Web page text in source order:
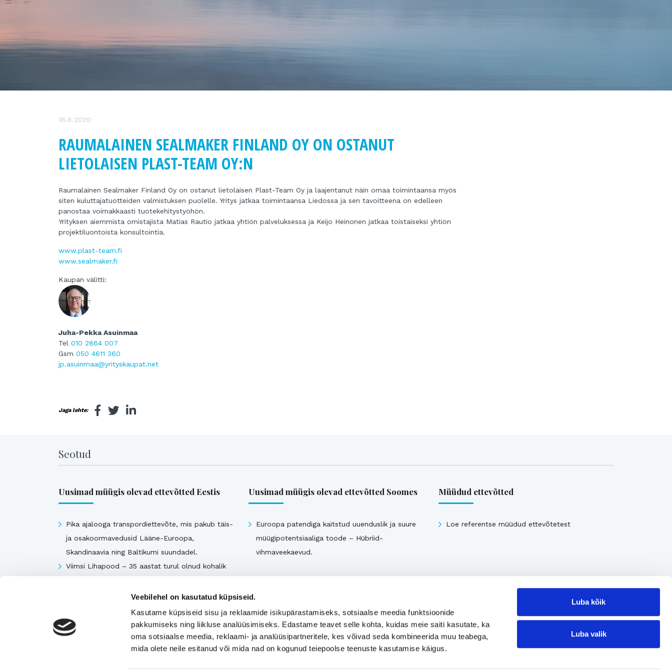
Veebilehel on kasutatud küpsiseid.
Kasutame küpsiseid sisu ja reklaamide isikupärastamiseks, sotsiaalse meedia funktsioonide
pakkumiseks ning liikluse analüüsimiseks. Edastame teavet selle kohta, kuidas meie saiti kasutate, ka
oma sotsiaalse meedia, reklaami- ja analüüsipartneritele, kes võivad seda kombineerida muu teabega,
mida olete neile esitanud või mida nad on kogunud teiepoolse teenuste kasutamise käigus.
Luba kõik
Luba valik
16.6.2020
RAUMALAINEN SEALMAKER FINLAND OY ON OSTANUT
LIETOLAISEN PLAST-TEAM OY:N
Raumalainen Sealmaker Finland Oy on ostanut lietolaisen Plast-Team Oy ja laajentanut näin omaa toimintaansa myös
siten kuluttajatuotteiden valmistuksen puolelle. Yritys jatkaa toimintaansa Liedossa ja sen tavoitteena on edelleen
panostaa voimakkaasti tuotekehitystyöhön.
Yrityksen aiemmista omistajista Matias Rautio jatkaa yhtiön palveluksessa ja Keijo Heinonen jatkaa toistaiseksi yhtiön
projektiluontoista konsultointia.
www.plast-team.fi
www.sealmaker.fi
Kaupan välitti:
Juha-Pekka Asuinmaa
Tel 010 2864 007
Gsm 050 4611 360
jp.asuinmaa@yrityskaupat.net
Jaga lehte:
Seotud
Uusimad müügis olevad ettevõtted Eestis
Pika ajalooga transpordiettevõte, mis pakub täis-
ja osakoormavedusid Lääne-Euroopa,
Skandinaavia ning Baltikumi suundadel.
Viimsi Lihapood – 35 aastat turul olnud kohalik
Eesti moebränd, mis pakub kvaliteetseid ja
ainulaadseid naisterõivaid.
Tugeva turupositsiooniga 3D printimise ja
seadmetega tegelev ettevõte
Rahvusvaheliselt tunnustatud metall- ja
Uusimad müügis olevad ettevõtted Soomes
Euroopa patendiga kaitstud uuenduslik ja suure
müügipotentsiaaliga toode – Hübriid-
vihmaveekaevud.
Müüdud ettevõtted
Loe referentse müüdud ettevõtetest